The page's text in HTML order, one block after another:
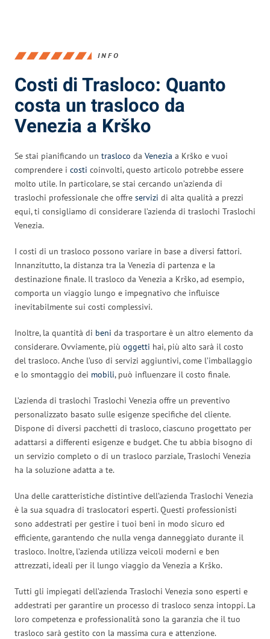
INFO
Costi di Trasloco: Quanto
costa un trasloco da
Venezia a Krško
Se stai pianificando un trasloco da Venezia a Krško e vuoi
comprendere i costi coinvolti, questo articolo potrebbe essere
molto utile. In particolare, se stai cercando un’azienda di
traslochi professionale che offre servizi di alta qualità a prezzi
equi, ti consigliamo di considerare l’azienda di traslochi Traslochi
Venezia.
I costi di un trasloco possono variare in base a diversi fattori.
Innanzitutto, la distanza tra la Venezia di partenza e la
destinazione finale. Il trasloco da Venezia a Krško, ad esempio,
comporta un viaggio lungo e impegnativo che influisce
inevitabilmente sui costi complessivi.
Inoltre, la quantità di beni da trasportare è un altro elemento da
considerare. Ovviamente, più oggetti hai, più alto sarà il costo
del trasloco. Anche l’uso di servizi aggiuntivi, come l’imballaggio
e lo smontaggio dei mobili, può influenzare il costo finale.
L’azienda di traslochi Traslochi Venezia offre un preventivo
personalizzato basato sulle esigenze specifiche del cliente.
Dispone di diversi pacchetti di trasloco, ciascuno progettato per
adattarsi a differenti esigenze e budget. Che tu abbia bisogno di
un servizio completo o di un trasloco parziale, Traslochi Venezia
ha la soluzione adatta a te.
Una delle caratteristiche distintive dell’azienda Traslochi Venezia
è la sua squadra di traslocatori esperti. Questi professionisti
sono addestrati per gestire i tuoi beni in modo sicuro ed
efficiente, garantendo che nulla venga danneggiato durante il
trasloco. Inoltre, l’azienda utilizza veicoli moderni e ben
attrezzati, ideali per il lungo viaggio da Venezia a Krško.
Tutti gli impiegati dell’azienda Traslochi Venezia sono esperti e
addestrati per garantire un processo di trasloco senza intoppi. La
loro competenza e professionalità sono la garanzia che il tuo
trasloco sarà gestito con la massima cura e attenzione.